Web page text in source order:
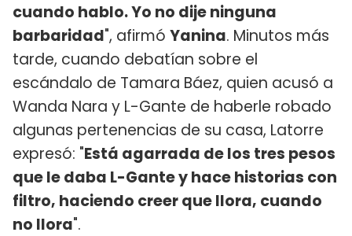
cuando hablo. Yo no dije ninguna
barbaridad", afirmó Yanina. Minutos más
tarde, cuando debatían sobre el
escándalo de Tamara Báez, quien acusó a
Wanda Nara y L-Gante de haberle robado
algunas pertenencias de su casa, Latorre
expresó: "Está agarrada de los tres pesos
que le daba L-Gante y hace historias con
filtro, haciendo creer que llora, cuando
no llora".